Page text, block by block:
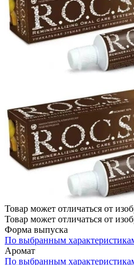
Товар может отличаться от
Товар может отличаться от
Форма выпуска
По выбранным
Аромат
По выбранным